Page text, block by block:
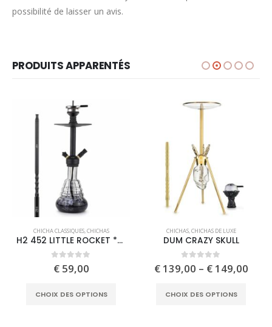
possibilité de laisser un avis.
PRODUITS APPARENTÉS
This product has multiple variants. The options may be chosen on the product page
CHICHA CLASSIQUES,CHICHAS
H2 452 LITTLE ROCKET *BK*
out of 5
€59,00
CHOIX DES OPTIONS
CHICHAS,CHICHAS DE LUXE
DUM CRAZY SKULL
0out of 5
€139,00 – €149,00Price
CHOIX DES OPTIONS